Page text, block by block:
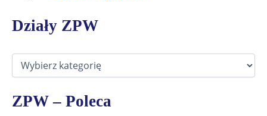
Działy ZPW
D
a
łZPW – Poleca